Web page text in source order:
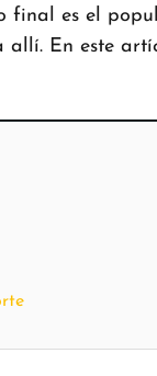
es el
En este